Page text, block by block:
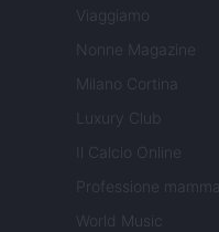
Viaggiamo
Nonne Magazine
Milano Cortina
Luxury Club
Il Calcio Online
Professione mamma
World Music